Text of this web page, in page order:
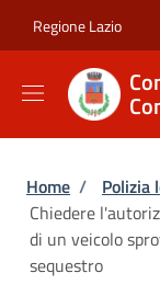
Regione Lazio
Briciole
Home / Polizia
Chiedere
di un veicolo
sequestro